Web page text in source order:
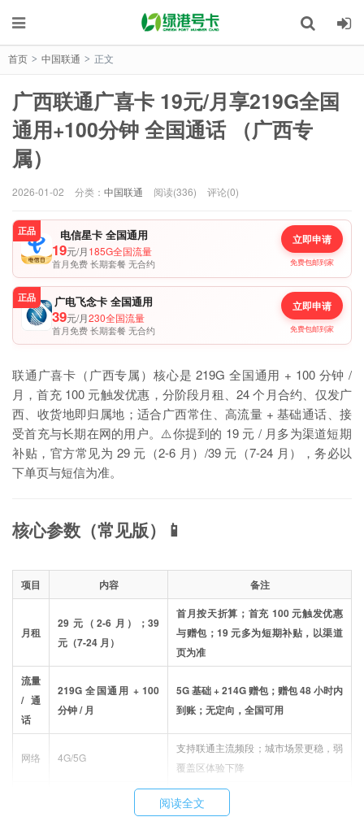
首页 > 中国联通 > 正文
广西联通广喜卡 19元/月享219G全国
通用+100分钟 全国通话 （广西专
属）
2026-01-02 分类： 中国联通 阅读(336) 评论(0)
正品 电信星卡 全国通用
19元/月185G全国流量
首月免费 长期套餐 无合约
立即申请
免费包邮到家
正品 广电飞念卡 全国通用
39元/月230全国流量
首月免费 长期套餐 无合约
立即申请
免费包邮到家
联通广喜卡（广西专属）核心是 219G 全国通用 + 100 分钟 /
月，首充 100 元触发优惠，分阶段月租、24 个月合约、仅发广
西、收货地即归属地；适合广西常住、高流量 + 基础通话、接
受首充与长期在网的用户。⚠️你提到的 19 元 / 月多为渠道短期
补贴，官方常见为 29 元（2-6 月）/39 元（7-24 月），务必以
下单页与短信为准。
核心参数（常见版）📱
项目 内容 备注
月租
29 元（2-6 月）；39
元（7-24 月）
首月按天折算；首充 100 元触发优惠
与赠包；19 元多为短期补贴，以渠道
页为准
流量
/ 通
话
219G 全国通用 + 100
分钟 / 月
5G 基础 + 214G 赠包；赠包 48 小时内
到账；无定向，全国可用
网络 4G/5G
支持联通主流频段；城市场景更稳，弱
覆盖区体验下降
禁发 / 限发以当日审核为准；地址忌代
阅读全文